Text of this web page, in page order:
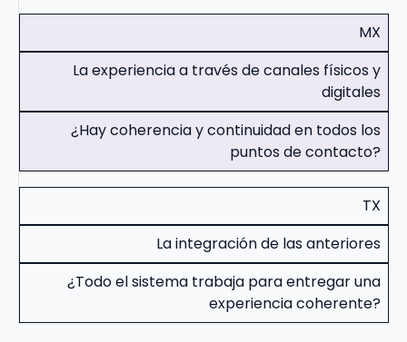
MX
La experiencia a través de canales físicos y
digitales
¿Hay coherencia y continuidad en todos los
puntos de contacto?
TX
La integración de las anteriores
¿Todo el sistema trabaja para entregar una
experiencia coherente?